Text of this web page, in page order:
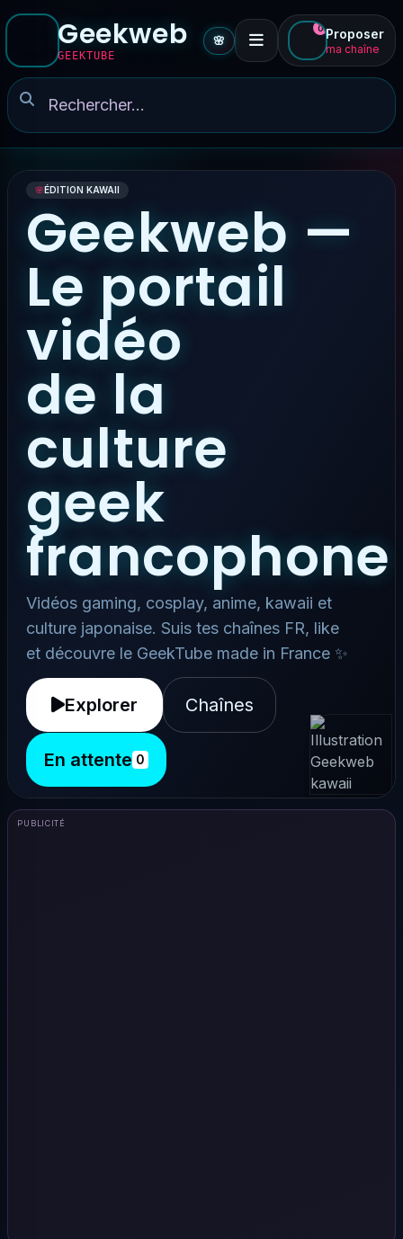
Geekweb
GEEKTUBE
🌸
0 Proposer
ma chaîne
🌸ÉDITION KAWAII
Geekweb —
Le portail
vidéo
de la
culture
geek
francophone
Vidéos gaming, cosplay, anime, kawaii et
culture japonaise. Suis tes chaînes FR, like
et découvre le GeekTube made in France ✨
Explorer Chaînes
En attente 0
PUBLICITÉ